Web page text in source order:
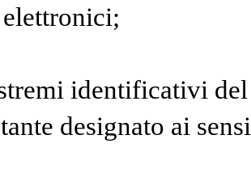
identificativi
designato ai